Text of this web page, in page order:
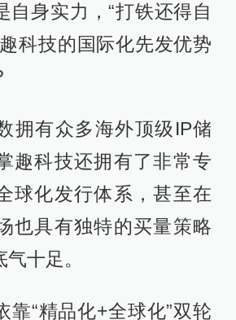
自身实力，“打铁还得自
科技的国际化先发优势
拥有众多海外顶级IP储
趣科技还拥有了非常专
球化发行体系，甚至在
也具有独特的买量策略
十足。
靠“精品化+全球化”双轮